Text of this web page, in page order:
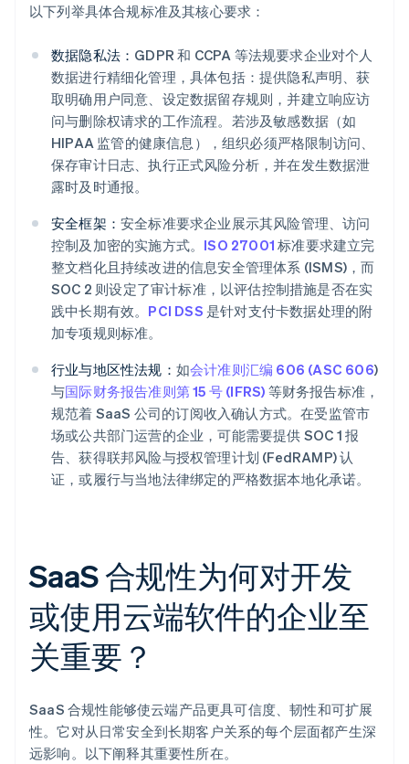
以下列举具体合规标准及其核心要求：
数据隐私法： GDPR 和 CCPA 等法规要求企业对个人
数据进行精细化管理，具体包括：提供隐私声明、获
取明确用户同意、设定数据留存规则，并建立响应访
问与删除权请求的工作流程。若涉及敏感数据（如
HIPAA 监管的健康信息），组织必须严格限制访问、
保存审计日志、执行正式风险分析，并在发生数据泄
露时及时通报。
安全框架： 安全标准要求企业展示其风险管理、访问
控制及加密的实施方式。 ISO 27001 标准要求建立完
整文档化且持续改进的信息安全管理体系 (ISMS)，而
SOC 2 则设定了审计标准，以评估控制措施是否在实
践中长期有效。 PCI DSS 是针对支付卡数据处理的附
加专项规则标准。
行业与地区性法规： 如会计准则汇编 606 (ASC 606)
与国际财务报告准则第 15 号 (IFRS) 等财务报告标准，
规范着 SaaS 公司的订阅收入确认方式。在受监管市
场或公共部门运营的企业，可能需要提供 SOC 1 报
告、获得联邦风险与授权管理计划 (FedRAMP) 认
证，或履行与当地法律绑定的严格数据本地化承诺。
SaaS 合规性为何对开发
或使用云端软件的企业至
关重要？
SaaS 合规性能够使云端产品更具可信度、韧性和可扩展
性。它对从日常安全到长期客户关系的每个层面都产生深
远影响。以下阐释其重要性所在。